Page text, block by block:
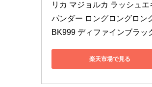
リカ マジョルカ ラッシュエ
パンダー ロングロングロン
BK999 ディファインブラッ
楽天市場で見る